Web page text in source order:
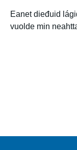
Eanet dieđuid
vuolde min